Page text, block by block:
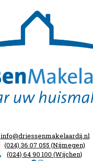
info@driessenmakelaardij.nl
(024) 36 07 055 (Nijmegen)
(024) 64 90 100 (Wijchen)
Driessen